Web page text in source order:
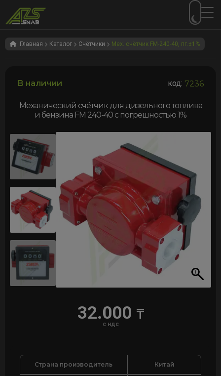
Перейти
Перейти
Главная Каталог Счётчики Мех. счётчик FM-240-40, пг.±1%
В наличии код: 7236
Механический счётчик для дизельного топлива
и бензина FM 240-40 с погрешностью 1%
32.000 ₸
с ндс
Страна производитель Китай